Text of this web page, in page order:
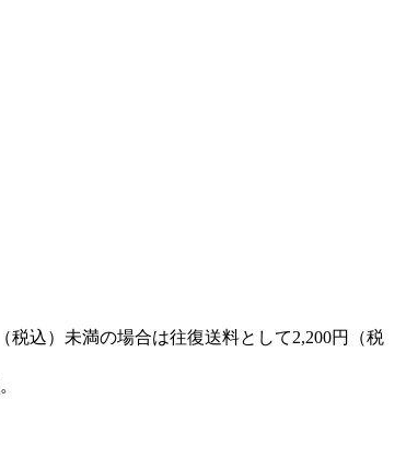
税込）未満の場合は往復送料として2,200円（税